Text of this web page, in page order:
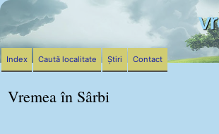
Vremea în Sârbi
Index Caută localitate Știri Contact